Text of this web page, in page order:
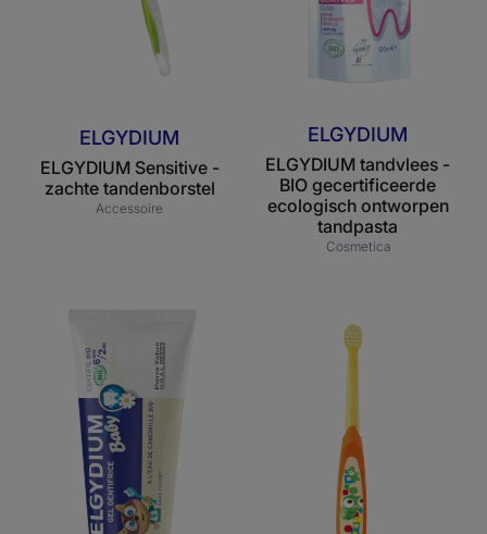
ELGYDIUM
ELGYDIUM Sensitive -
zachte tandenborstel
Accessoire
ELGYDIUM
ELGYDIUM tandvlees -
BIO gecertificeerde
ecologisch ontworpen
tandpasta
Cosmetica
tandpasta
voor
baby's
maanden
/
Baby
tandenborstel